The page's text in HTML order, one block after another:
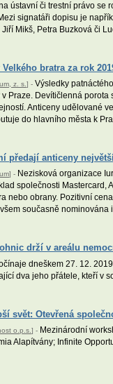
ústavní či trestní právo
signatáři dopisu je
Mikš, Petra Buzková či
bratra za rok
z. s.] - Výsledky
Praze. Devítičlenná
Anticeny udělované
do hlavního města k
předají anticeny
] - Nezisková organizace
společnosti Mastercard,
nebo obrany. Pozitivní
současně
drží v areálu
dneškem 27. 12.
dva jeho přátele, kteří v
svět: Otevřená
o.p.s. ] - Mezinárodní
Alapítvány; Infinite